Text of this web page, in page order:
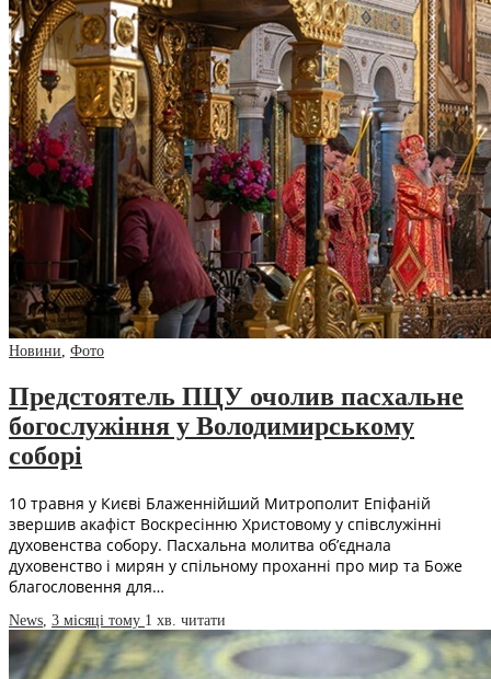
Новини, Фото
Предстоятель ПЦУ очолив пасхальне
богослужіння у Володимирському
соборі
10 травня у Києві Блаженнійший Митрополит Епіфаній
звершив акафіст Воскресінню Христовому у співслужінні
духовенства собору. Пасхальна молитва об’єднала
духовенство і мирян у спільному проханні про мир та Боже
благословення для…
News 3 місяці тому 1 хв. читати